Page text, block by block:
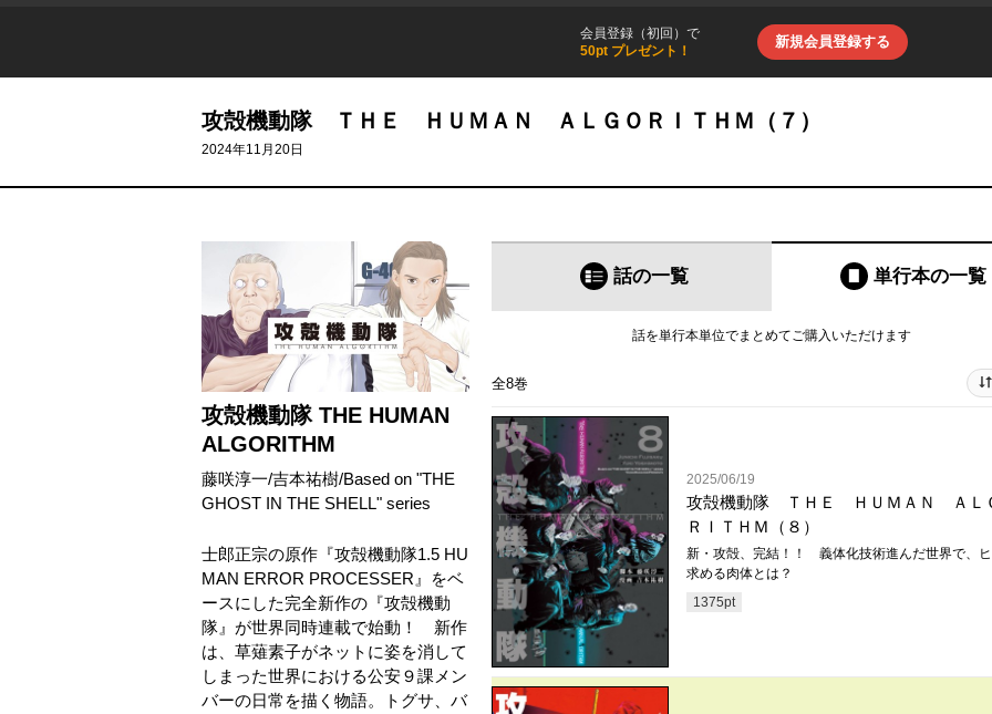
会員登録（初回）で
50pt プレゼント！
新規会員登録する
攻殻機動隊 ＴＨＥ ＨＵＭＡＮ ＡＬＧＯＲＩＴＨＭ（７）
2024年11月20日
攻殻機動隊 THE HUMAN
ALGORITHM
藤咲淳一/吉本祐樹/Based on "THE
GHOST IN THE SHELL" series
士郎正宗の原作『攻殻機動隊1.5 HU
MAN ERROR PROCESSER』をベ
ースにした完全新作の『攻殻機動
隊』が世界同時連載で始動！ 新作
は、草薙素子がネットに姿を消して
しまった世界における公安９課メン
バーの日常を描く物語。トグサ、バ
話の一覧 単行本の一覧
話を単行本単位でまとめてご購入いただけます
全8巻
2025/06/19
攻殻機動隊 ＴＨＥ ＨＵＭＡＮ ＡＬ
ＲＩＴＨＭ（８）
新・攻殻、完結！！ 義体化技術進んだ世界で、
求める肉体とは？
1375pt